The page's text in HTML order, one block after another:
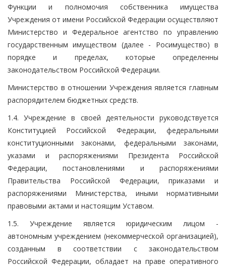
Функции и полномочия собственника имущества
Учреждения от имени Российской Федерации осуществляют
Министерство и Федеральное агентство по управлению
государственным имуществом (далее - Росимущество) в
порядке и пределах, которые определенны
законодательством Российской Федерации.
Министерство в отношении Учреждения является главным
распорядителем бюджетных средств.
1.4. Учреждение в своей деятельности руководствуется
Конституцией Российской Федерации, федеральными
конституционными законами, федеральными законами,
указами и распоряжениями Президента Российской
Федерации, постановлениями и распоряжениями
Правительства Российской Федерации, приказами и
распоряжениями Министерства, иными нормативными
правовыми актами и настоящим Уставом.
1.5. Учреждение является юридическим лицом -
автономным учреждением (некоммерческой организацией),
созданным в соответствии с законодательством
Российской Федерации, обладает на праве оперативного